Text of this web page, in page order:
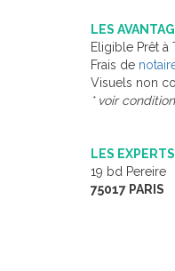
LES
Eligible Prêt à
Frais de
Visuels non
* voir
LES
19 bd Pereire
75017 PARIS